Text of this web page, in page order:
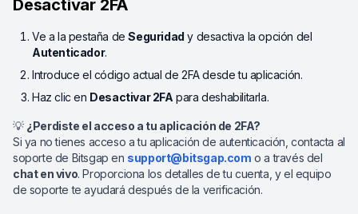
Desactivar 2FA
Ve a la pestaña deSeguridad y desactiva la opción del
Autenticador.
Introduce el código actual de 2FA desde tu aplicación.
Haz clic en Desactivar 2FA para deshabilitarla.
💡 ¿Perdiste el acceso a tu aplicación de 2FA?
Si ya no tienes acceso a tu aplicación de autenticación, contacta al
soporte de Bitsgap en support@bitsgap.com o a través del
chat en vivo. Proporciona los detalles de tu cuenta, y el equipo
de soporte te ayudará después de la verificación.